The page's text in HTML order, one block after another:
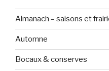
Almanach – saisons et
Automne
Bocaux & conserves